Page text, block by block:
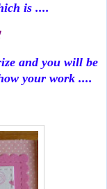
is ....
and you will be
your work ....